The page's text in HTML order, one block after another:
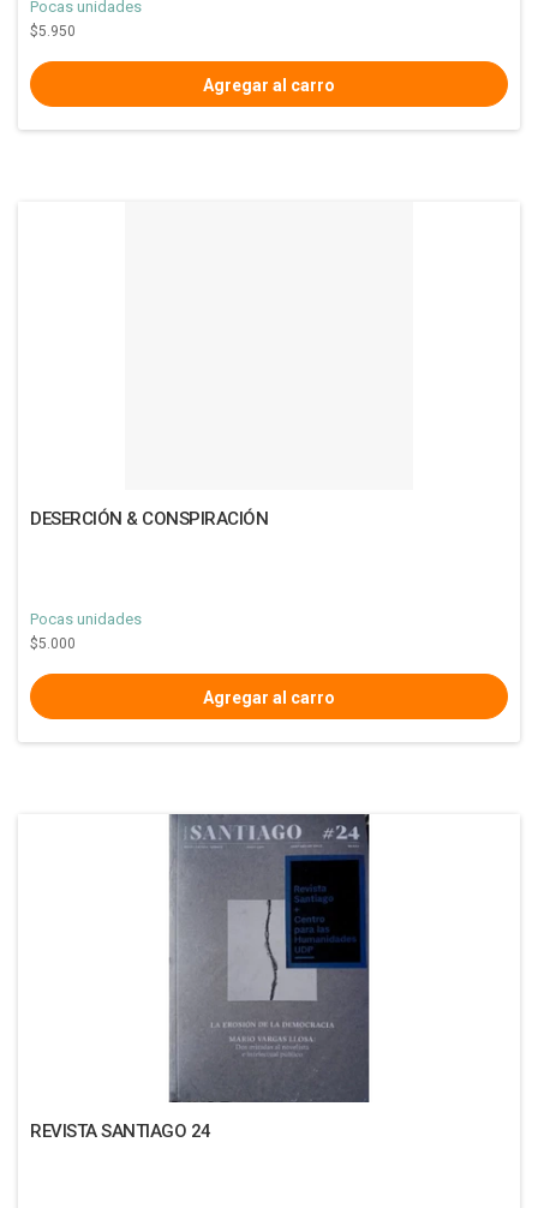
Pocas unidades
$5.950
DESERCIÓN & CONSPIRACIÓN
Pocas unidades
$5.000
REVISTA SANTIAGO 24